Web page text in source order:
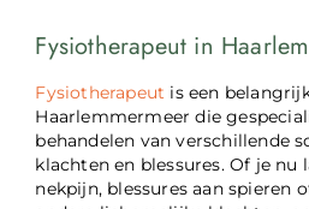
Fysiotherapeut in
Fysiotherapeut is een
Haarlemmermeer die
behandelen van verschillende
klachten en blessures. Of je
nekpijn, blessures aan spieren